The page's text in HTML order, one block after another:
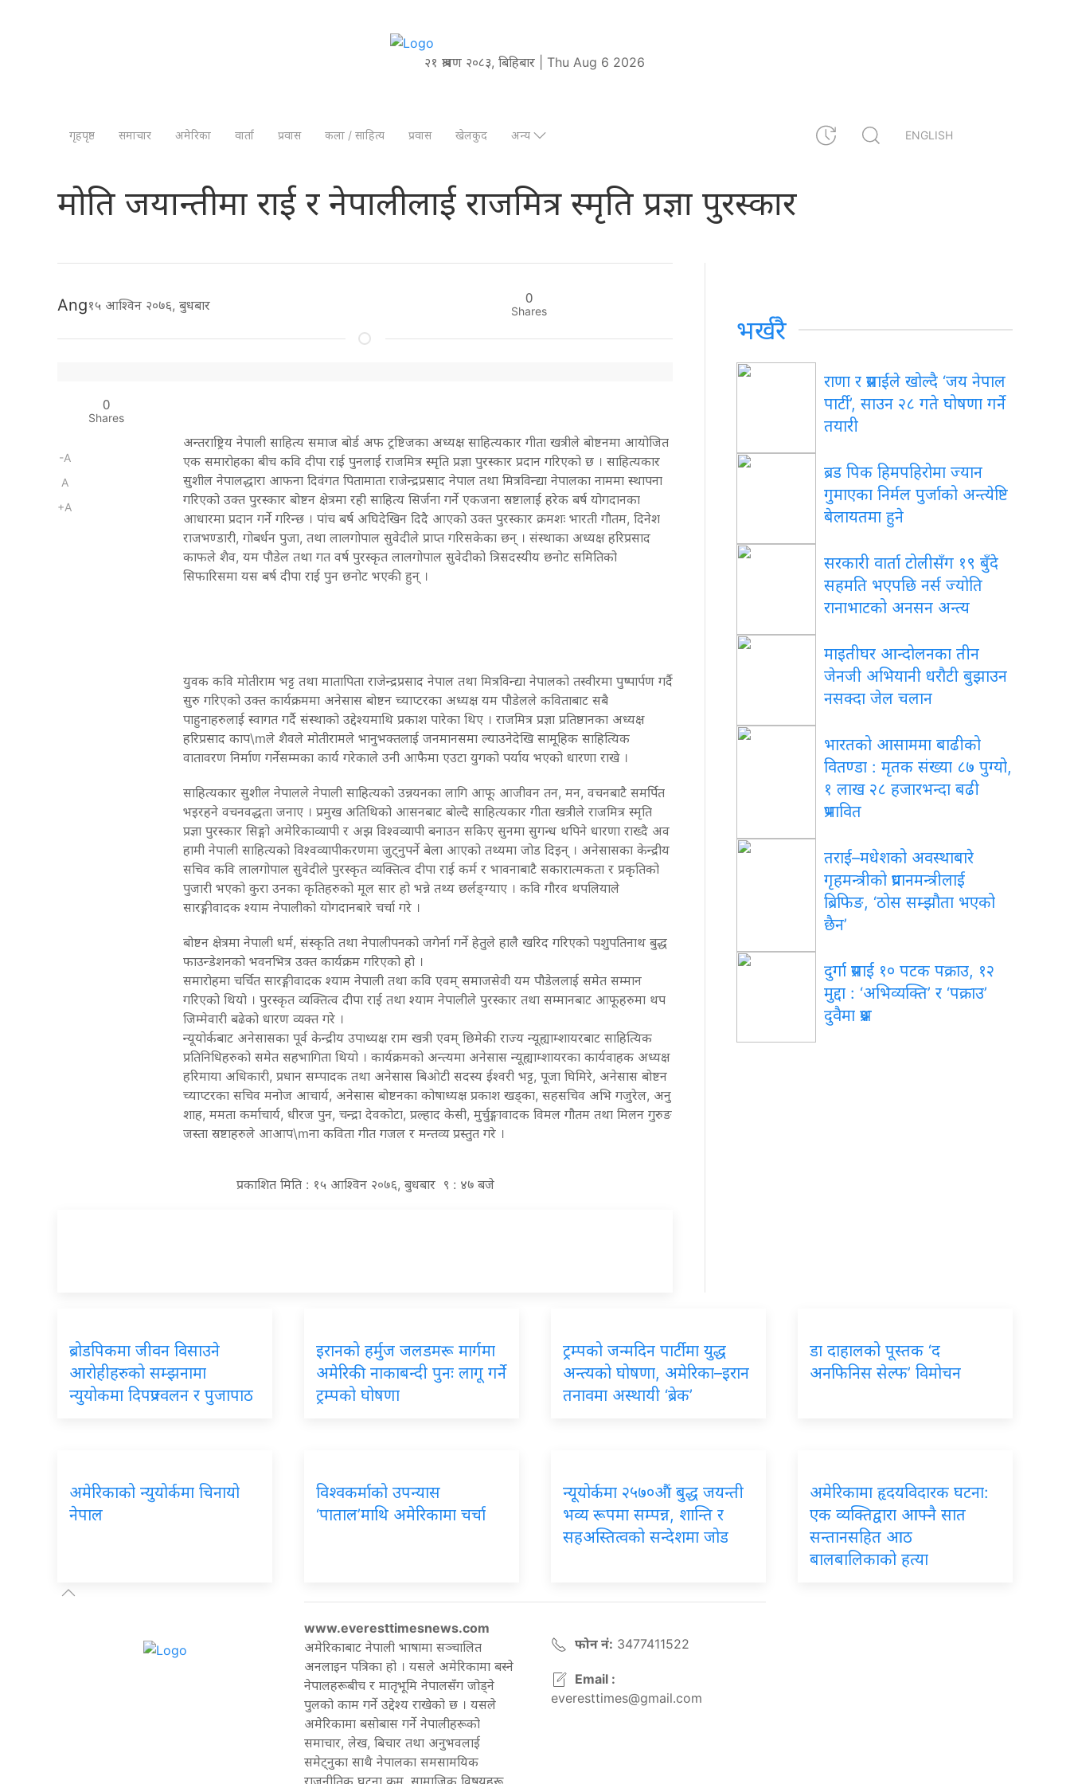
२१ श्रावण २०८३, बिहिबार | Thu Aug 6 2026
गृहपृष्ठ समाचार अमेरिका वार्ता प्रवास कला / साहित्य प्रवास खेलकुद अन्य ENGLISH
मोति जयान्तीमा राई र नेपालीलाई राजमित्र स्मृति प्रज्ञा पुरस्कार
Ang१५ आश्विन २०७६, बुधबार 0
Shares
0
Shares
-A
A
+A
अन्तराष्ट्रिय नेपाली साहित्य समाज बोर्ड अफ ट्रष्टिजका अध्यक्ष साहित्यकार गीता खत्रीले बोष्टनमा आयोजित
एक समारोहका बीच कवि दीपा राई पुनलाई राजमित्र स्मृति प्रज्ञा पुरस्कार प्रदान गरिएको छ । साहित्यकार
सुशील नेपालद्धारा आफना दिवंगत पितामाता राजेन्द्रप्रसाद नेपाल तथा मित्रविन्द्या नेपालका नाममा स्थापना
गरिएको उक्त पुरस्कार बोष्टन क्षेत्रमा रही साहित्य सिर्जना गर्ने एकजना स्रष्टालाई हरेक बर्ष योगदानका
आधारमा प्रदान गर्ने गरिन्छ । पांच बर्ष अघिदेखिन दिदै आएको उक्त पुरस्कार क्रमशः भारती गौतम, दिनेश
राजभण्डारी, गोबर्धन पुजा, तथा लालगोपाल सुवेदीले प्राप्त गरिसकेका छन् । संस्थाका अध्यक्ष हरिप्रसाद
काफले शैव, यम पौडेल तथा गत वर्ष पुरस्कृत लालगोपाल सुवेदीको त्रिसदस्यीय छनोट समितिको
सिफारिसमा यस बर्ष दीपा राई पुन छनोट भएकी हुन् ।
युवक कवि मोतीराम भट्ट तथा मातापिता राजेन्द्रप्रसाद नेपाल तथा मित्रविन्द्या नेपालको तस्वीरमा पुष्पार्पण गर्दै
सुरु गरिएको उक्त कार्यक्रममा अनेसास बोष्टन च्याप्टरका अध्यक्ष यम पौडेलले कविताबाट सबै
पाहुनाहरुलाई स्वागत गर्दै संस्थाको उद्देश्यमाथि प्रकाश पारेका थिए । राजमित्र प्रज्ञा प्रतिष्ठानका अध्यक्ष
हरिप्रसाद काप\mले शैवले मोतीरामले भानुभक्तलाई जनमानसमा ल्याउनेदेखि सामूहिक साहित्यिक
वातावरण निर्माण गर्नेसम्मका कार्य गरेकाले उनी आफैमा एउटा युगको पर्याय भएको धारणा राखे ।
साहित्यकार सुशील नेपालले नेपाली साहित्यको उन्नयनका लागि आफू आजीवन तन, मन, वचनबाटै समर्पित
भइरहने वचनवद्धता जनाए । प्रमुख अतिथिको आसनबाट बोल्दै साहित्यकार गीता खत्रीले राजमित्र स्मृति
प्रज्ञा पुरस्कार सिङ्गो अमेरिकाव्यापी र अझ विश्वव्यापी बनाउन सकिए सुनमा सुगन्ध थपिने धारणा राख्दै अव
हामी नेपाली साहित्यको विश्वव्यापीकरणमा जुट्नुपर्ने बेला आएको तथ्यमा जोड दिइन् । अनेसासका केन्द्रीय
सचिव कवि लालगोपाल सुवेदीले पुरस्कृत व्यक्तित्व दीपा राई कर्म र भावनाबाटै सकारात्मकता र प्रकृतिको
पुजारी भएको कुरा उनका कृतिहरुको मूल सार हो भन्ने तथ्य छर्लङ्ग्याए । कवि गौरव थपलियाले
सारङ्गीवादक श्याम नेपालीको योगदानबारे चर्चा गरे ।
बोष्टन क्षेत्रमा नेपाली धर्म, संस्कृति तथा नेपालीपनको जगेर्ना गर्ने हेतुले हालै खरिद गरिएको पशुपतिनाथ बुद्ध
फाउन्डेशनको भवनभित्र उक्त कार्यक्रम गरिएको हो ।
समारोहमा चर्चित सारङ्गीवादक श्याम नेपाली तथा कवि एवम् समाजसेवी यम पौडेललाई समेत सम्मान
गरिएको थियो । पुरस्कृत व्यक्तित्व दीपा राई तथा श्याम नेपालीले पुरस्कार तथा सम्मानबाट आफूहरुमा थप
जिम्मेवारी बढेको धारण व्यक्त गरे ।
न्यूयोर्कबाट अनेसासका पूर्व केन्द्रीय उपाध्यक्ष राम खत्री एवम् छिमेकी राज्य न्यूह्याम्शायरबाट साहित्यिक
प्रतिनिधिहरुको समेत सहभागिता थियो । कार्यक्रमको अन्त्यमा अनेसास न्यूह्याम्शायरका कार्यवाहक अध्यक्ष
हरिमाया अधिकारी, प्रधान सम्पादक तथा अनेसास बिओटी सदस्य ईश्वरी भट्ट, पूजा घिमिरे, अनेसास बोष्टन
च्याप्टरका सचिव मनोज आचार्य, अनेसास बोष्टनका कोषाध्यक्ष प्रकाश खड्का, सहसचिव अभि गजुरेल, अनु
शाह, ममता कर्माचार्य, धीरज पुन, चन्द्रा देवकोटा, प्रल्हाद केसी, मुर्चुङ्गावादक विमल गौतम तथा मिलन गुरुङ
जस्ता स्रष्टाहरुले आआप\mना कविता गीत गजल र मन्तव्य प्रस्तुत गरे ।
प्रकाशित मिति : १५ आश्विन २०७६, बुधबार ९ : ४७ बजे
भर्खरै
राणा र प्रसाईंले खोल्दै ‘जय नेपाल
पार्टी’, साउन २८ गते घोषणा गर्ने
तयारी
ब्रड पिक हिमपहिरोमा ज्यान
गुमाएका निर्मल पुर्जाको अन्त्येष्टि
बेलायतमा हुने
सरकारी वार्ता टोलीसँग १९ बुँदे
सहमति भएपछि नर्स ज्योति
रानाभाटको अनसन अन्त्य
माइतीघर आन्दोलनका तीन
जेनजी अभियानी धरौटी बुझाउन
नसक्दा जेल चलान
भारतको आसाममा बाढीको
वितण्डा : मृतक संख्या ८७ पुग्यो,
१ लाख २८ हजारभन्दा बढी
प्रभावित
तराई–मधेशको अवस्थाबारे
गृहमन्त्रीको प्रधानमन्त्रीलाई
ब्रिफिङ, ‘ठोस सम्झौता भएको
छैन’
दुर्गा प्रसाईं १० पटक पक्राउ, १२
मुद्दा : ‘अभिव्यक्ति’ र ‘पक्राउ’
दुवैमा प्रश्न
ब्रोडपिकमा जीवन विसाउने
आरोहीहरुको सम्झनामा
न्युयोकमा दिपप्रज्वलन र पुजापाठ
इरानको हर्मुज जलडमरू मार्गमा
अमेरिकी नाकाबन्दी पुनः लागू गर्ने
ट्रम्पको घोषणा
ट्रम्पको जन्मदिन पार्टीमा युद्ध
अन्त्यको घोषणा, अमेरिका–इरान
तनावमा अस्थायी ‘ब्रेक’
डा दाहालको पूस्तक ‘द
अनफिनिस सेल्फ’ विमोचन
अमेरिकाको न्युयोर्कमा चिनायो
नेपाल
विश्वकर्माको उपन्यास
‘पाताल’माथि अमेरिकामा चर्चा
न्यूयोर्कमा २५७०औं बुद्ध जयन्ती
भव्य रूपमा सम्पन्न, शान्ति र
सहअस्तित्वको सन्देशमा जोड
अमेरिकामा हृदयविदारक घटना:
एक व्यक्तिद्वारा आफ्नै सात
सन्तानसहित आठ
बालबालिकाको हत्या
www.everesttimesnews.com
अमेरिकाबाट नेपाली भाषामा सञ्चालित
अनलाइन पत्रिका हो । यसले अमेरिकामा बस्ने
नेपालहरूबीच र मातृभूमि नेपालसँग जोड्ने
पुलको काम गर्ने उद्देश्य राखेको छ । यसले
अमेरिकामा बसोबास गर्ने नेपालीहरूको
समाचार, लेख, बिचार तथा अनुभवलाई
समेट्नुका साथै नेपालका समसामयिक
राजनीतिक घटना क्रम, सामाजिक विषयहरू
फोन नं: 3477411522
Email :
everesttimes@gmail.com